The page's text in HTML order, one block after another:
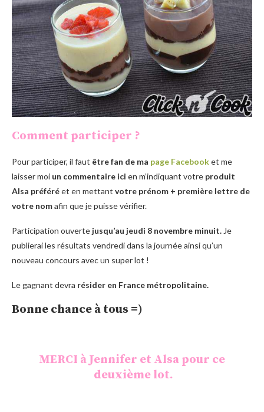
Comment participer ?
Pour participer, il faut être fan de ma page Facebooket me
laisser moi un commentaire ici en m’indiquant votre produit
Alsa préféréet en mettant votre prénom + première lettre de
votre nomafin que je puisse vérifier.
Participation ouverte jusqu’au jeudi 8 novembre minuit. Je
publierai les résultats vendredi dans la journée ainsi qu’un
nouveau concours avec un super lot !
Le gagnant devra résider en France métropolitaine.
Bonne chance à tous =)
MERCI à Jennifer et Alsa pour ce
deuxième lot.